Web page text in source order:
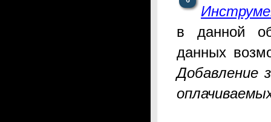
вданной
данных
Добавление